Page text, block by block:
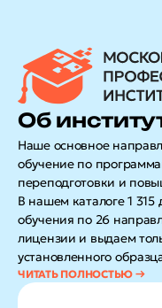
Об
Наше основное
обучение по
переподготовки и
В нашем каталоге 1
обучения по 26
лицензии и выдаем
установленного